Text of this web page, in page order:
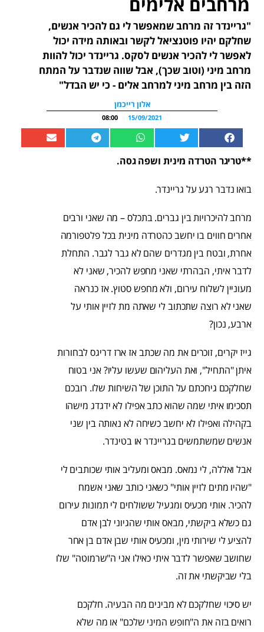
"גריינדר זה מרחב שמאפשר לי גם להכיר אנשים,
שחלקם יהיו פוטנציאל לקשר ובאותה מידה יכול
לאפשר לי להכיר אנשים לסקס. גריינדר יכול להוות
מרחב מיני (וטוב שכך), אבל שווה שנדבר על המתח
הזה בין מרחב מיני למרחב אלים - כי יש הבדל"
אלון רייכמן
15/09/2021
08:00
**טריגר הטרדה מינית ושפה גסה.
בואו נדבר רגע על גריינדר.
מרחב להיכרויות בין גברים. בתכלס – מה שאני ורבים
אחרים חווים בו יחשב כהטרדה מינית בכל פלטפורמה
אחרת, ובטח בין מגדרים שהם לא גבר לגבר. התחלת
לדבר איתי, הבהרתי שאני מחפש להכיר, שאני לא
מעוניין לשלוח עירום, ולא מחפש סטוץ. אז כנראה
שאני לא רוצה שתכתוב לי שאתה מת לזיין אותי על
ארבע, נכון?
גייז יקרים, זוכרים את מה שכתב אז ארז דריגס לבחורות
איתן "התחיל", ואת העליהום שעשו עליו? אני בטוח
שחלקכם גיחכתם על התוכן של השיחות שלו. רובכם
תסכימו איתי שמה שהוא כתב אפילו לא ידגדג מישהו
בקהילה ואפילו לא יחשב כשיחה לא נאותה בין שני
אנשים שמשתמשים בגריינדר או בטינדר.
אבל ואללה, לי נמאס. מבאס ומעליב אותי שכותבים לי
"שהיו מתים לזיין אותי" כשאני כותב שאני אשמח
להכיר. אותי מכעיס ומגעיל ששולחים לי תמונות עירום
גם כשלא ביקשתי, מבאס אותי שהגיוני לבן אדם
להציע לי שירותי מין, ומכעיס אותי שבן אדם בן אחר
שחושב שאפשר לדבר איתי כאילו אני ה"שרמוטה" שלו
בלי שביקשתי את זה.
יש סיכוי שחלקכם לא מבינים מה הבעיה. חלקכם
רואים בזה את ה"חופש המיני שלכם" או מה שלא